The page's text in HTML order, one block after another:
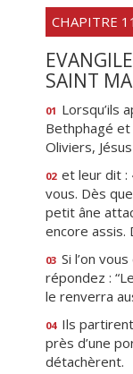
CHAPITRE
SAINT
01 Lorsqu’ils
Bethphagé
Oliviers,
02 et leur dit :
vous. Dès
petit âne
encore assis.
03 Si l’on
répondez :
le renverra
04 Ils
près d’une
détachèrent.